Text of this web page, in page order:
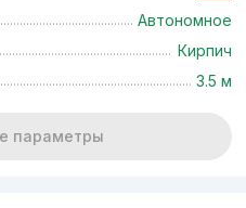
Автономное
Кирпич
3.5 м
параметры